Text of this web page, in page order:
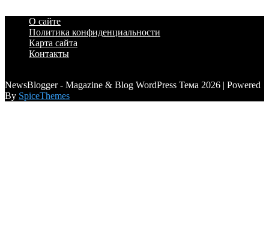
О сайте
Политика конфиденциальности
Карта сайта
Контакты
NewsBlogger - Magazine & Blog WordPress Тема 2026 | Powered
By SpiceThemes